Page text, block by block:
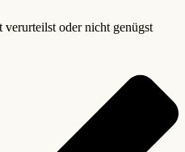
verurteilst oder nicht genügst